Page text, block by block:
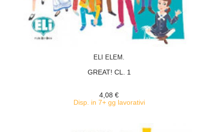
ELI ELEM.
GREAT! CL. 1
4,08 €
Disp. in 7+ gg lavorativi